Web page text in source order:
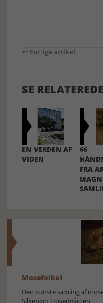
Forrige artikel
SE
EN VERDEN AF
VIDEN
66
FRA
Mosefolket
Den største samling af
Silkeborg Hovedgården